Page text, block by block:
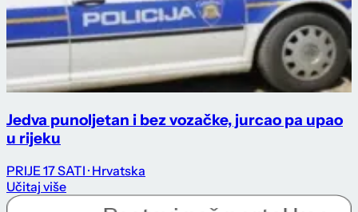
Jedva punoljetan i bez vozačke, jurcao pa upao
u rijeku
PRIJE 17 SATI · Hrvatska
Učitaj više